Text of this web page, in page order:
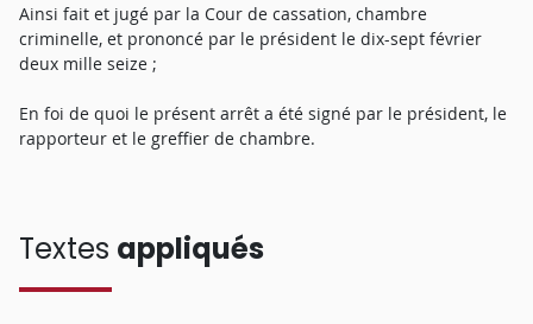
Ainsi fait et jugé par la Cour de cassation, chambre
criminelle, et prononcé par le président le dix-sept février
deux mille seize ;
En foi de quoi le présent arrêt a été signé par le président, le
rapporteur et le greffier de chambre.
Textes appliqués